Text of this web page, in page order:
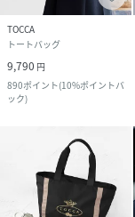
TOCCA
トートバッグ
9,790 円
890ポイント(10%ポイントバ
ック)